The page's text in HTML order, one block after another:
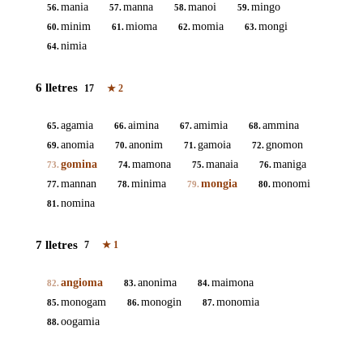
56.mania 57.manna 58.manoi 59.mingo
60.minim 61.mioma 62.momia 63.mongi
64.nimia
6 lletres 17 ★ 2
65.agamia 66.aimina 67.amimia 68.ammina
69.anomia 70.anonim 71.gamoia 72.gnomon
73. gomina 74.mamona 75.manaia 76.maniga
77.mannan 78.minima 79. mongia 80.monomi
81.nomina
7 lletres 7 ★ 1
82. angioma 83.anonima 84.maimona
85.monogam 86.monogin 87.monomia
88.oogamia